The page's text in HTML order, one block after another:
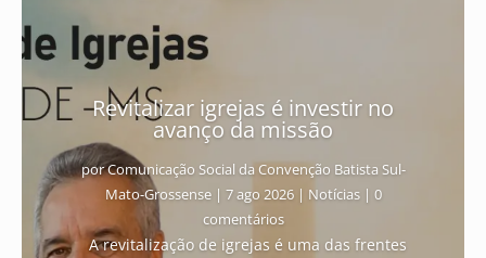
Revitalizar igrejas é investir no
avanço da missão
porComunicação Social da Convenção Batista Sul-
Mato-Grossense| 7 ago 2026| Notícias| 0
comentários
A revitalização de igrejas é uma das frentes